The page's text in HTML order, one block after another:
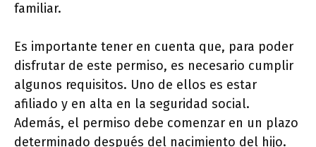
familiar.
Es importante tener en cuenta que, para poder
disfrutar de este permiso, es necesario cumplir
algunos requisitos. Uno de ellos es estar
afiliado y en alta en la seguridad social.
Además, el permiso debe comenzar en un plazo
determinado después del nacimiento del hijo.